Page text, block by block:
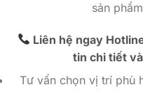
sản
Liên hệ ngay
tin chi tiết
Tư vấn chọn vị trí phù